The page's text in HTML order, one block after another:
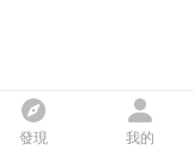
發現 我的